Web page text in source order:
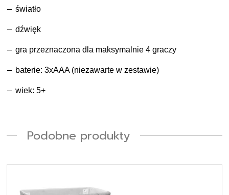
–światło
–dźwięk
–gra przeznaczona dla maksymalnie 4 graczy
– baterie: 3xAAA (niezawarte w zestawie)
–wiek: 5+
Podobne produkty